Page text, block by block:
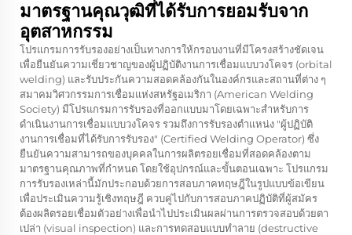
มาตรฐานคุณวุฒิที่ได้รับการยอมรับจาก
อุตสาหกรรม
โปรแกรมการรับรองอย่างเป็นทางการให้กรอบงานที่มีโครงสร้างชัดเจน
เพื่อยืนยันความเชี่ยวชาญของผู้ปฏิบัติงานการเชื่อมแบบวงโคจร (orbital
welding) และรับประกันความสอดคล้องกันในองค์กรและสถานที่ต่าง ๆ
สมาคมวิศวกรรมการเชื่อมแห่งสหรัฐอเมริกา (American Welding
Society) มีโปรแกรมการรับรองที่ออกแบบมาโดยเฉพาะสำหรับการ
ดำเนินงานการเชื่อมแบบวงโคจร รวมถึงการรับรองตำแหน่ง "ผู้ปฏิบัติ
งานการเชื่อมที่ได้รับการรับรอง" (Certified Welding Operator) ซึ่ง
ยืนยันความสามารถของบุคคลในการผลิตรอยเชื่อมที่สอดคล้องตาม
มาตรฐานคุณภาพที่กำหนด โดยใช้อุปกรณ์และขั้นตอนเฉพาะ โปรแกรม
การรับรองเหล่านี้มักประกอบด้วยการสอบภาคทฤษฎีในรูปแบบข้อเขียน
เพื่อประเมินความรู้เชิงทฤษฎี ควบคู่ไปกับการสอบภาคปฏิบัติที่ผู้สมัคร
ต้องผลิตรอยเชื่อมตัวอย่างเพื่อนำไปประเมินผลผ่านการตรวจสอบด้วยตา
เปล่า (visual inspection) และการทดสอบแบบทำลาย (destructive